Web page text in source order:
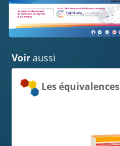
Voiraussi
Les équivalences